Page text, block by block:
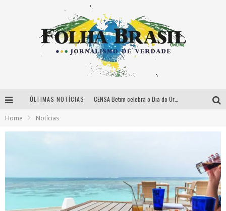
ÚLTIMAS NOTÍCIAS CENSA Betim celebra o Dia do Orgulho Autista
Home Notícias